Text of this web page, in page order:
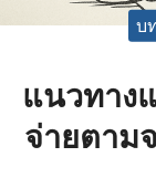
บ
แนวทาง
จ่ายตาม